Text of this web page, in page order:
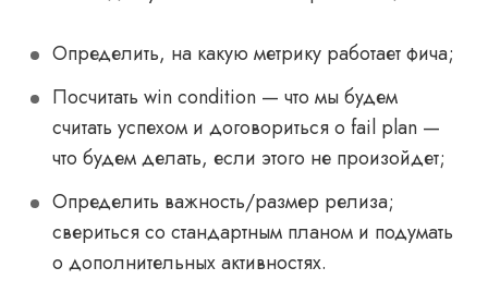
Определить, на какую метрику работает фича;
Посчитать win condition — что мы будем
считать успехом и договориться о fail plan —
что будем делать, если этого не произойдет;
Определить важность/размер релиза;
свериться со стандартным планом и подумать
о дополнительных активностях.